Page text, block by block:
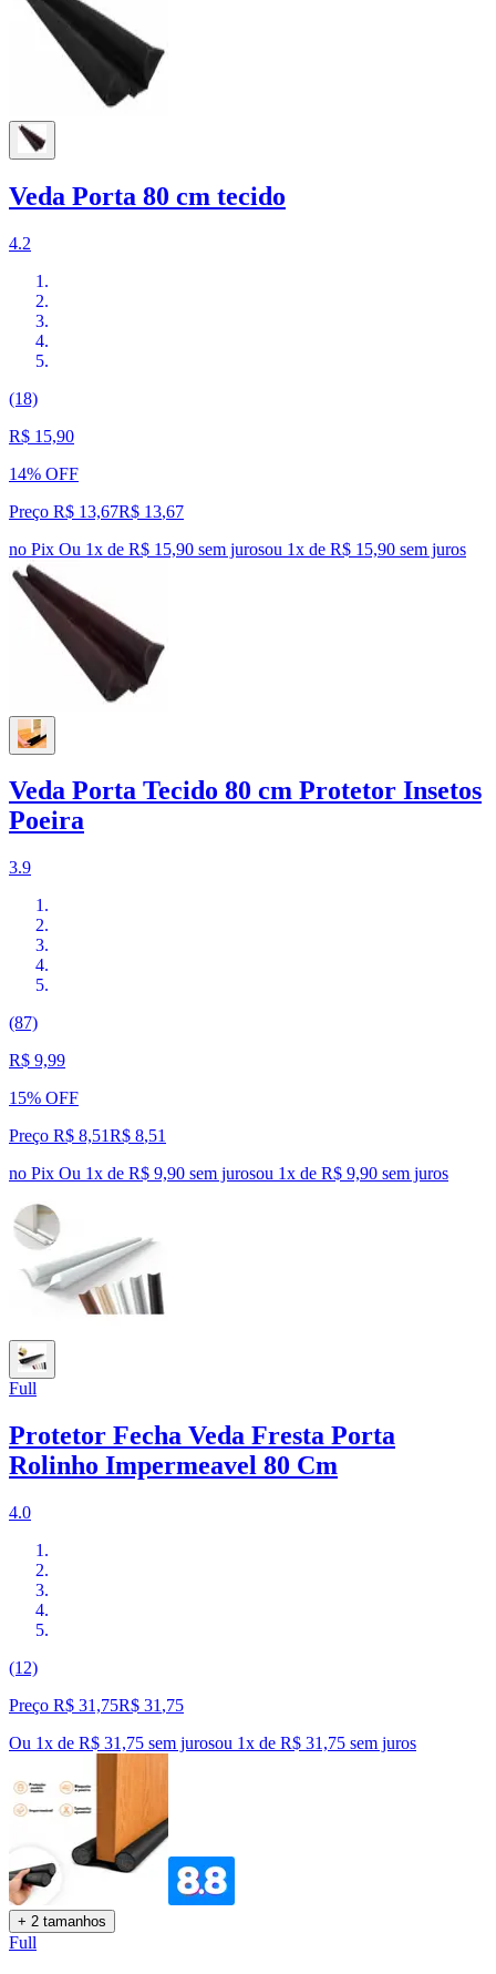
Veda Porta 80 cm tecido
4.2
(18)
R$ 15,90
14% OFF
Preço R$ 13,67R$ 13,67
no Pix Ou 1x de R$ 15,90 sem jurosou 1x de R$ 15,90 sem juros
Veda Porta Tecido 80 cm Protetor Insetos
Poeira
3.9
(87)
R$ 9,99
15% OFF
Preço R$ 8,51R$ 8,51
no Pix Ou 1x de R$ 9,90 sem jurosou 1x de R$ 9,90 sem juros
Full
Protetor Fecha Veda Fresta Porta
Rolinho Impermeavel 80 Cm
4.0
(12)
Preço R$ 31,75R$ 31 ,75
Ou 1x de R$ 31,75 sem jurosou 1x de R$ 31,75 sem juros
+ 2 tamanhos
Full